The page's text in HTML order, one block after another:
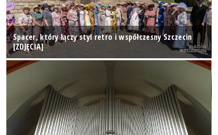
Spacer, który łączy styl retro i współczesny Szczecin
[ZDJĘCIA]